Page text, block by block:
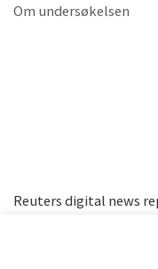
Om undersøkelsen
Reuters digital news